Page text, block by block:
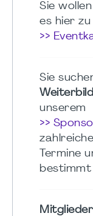
Sie
es hier
>>
Sie
unserem
>>
Termine
bestimmt